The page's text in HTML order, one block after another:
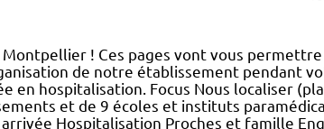
Montpellier ! Ces pages vont vous
de notre établissement pendant
en hospitalisation. Focus Nous localiser
et de 9 écoles et instituts
Hospitalisation Proches et famille